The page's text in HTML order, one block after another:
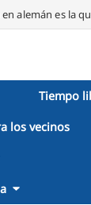
alemán es la
Tiempo
los vecinos